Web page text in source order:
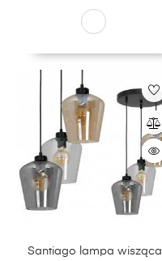
Santiago lampa wisząca